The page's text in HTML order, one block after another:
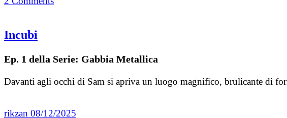
Incubi
Ep. 1 della Serie: Gabbia Metallica
Davanti agli occhi di Sam si apriva un luogo magnifico, brulicante di
rikzan 08/12/2025